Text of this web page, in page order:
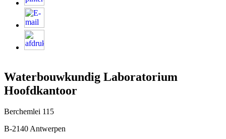
Waterbouwkundig Laboratorium
Hoofdkantoor
Berchemlei 115
B-2140 Antwerpen